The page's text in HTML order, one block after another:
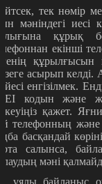
тек нөмір
мәніндегі иесі
құрық
екінші
құрылғысын
асырып келді.
енгізілмек.
кодын және
қажет.
телефонның және
басқандай
салынса,
мәні